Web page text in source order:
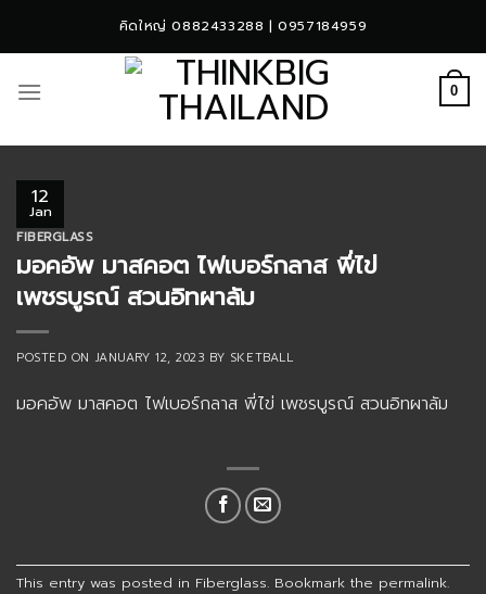
คิดใหญ่ 0882433288 | 0957184959
0
12
Jan
FIBERGLASS
มอคอัพ มาสคอต ไฟเบอร์กลาส พี่ไข่
เพชรบูรณ์ สวนอิทผาลัม
POSTED ON JANUARY 12, 2023 BY SKETBALL
มอคอัพ มาสคอต ไฟเบอร์กลาส พี่ไข่ เพชรบูรณ์ สวนอิทผาลัม
This entry was posted in Fiberglass. Bookmark the permalink.